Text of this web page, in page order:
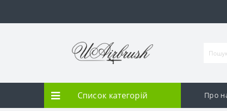
Список категорій Про